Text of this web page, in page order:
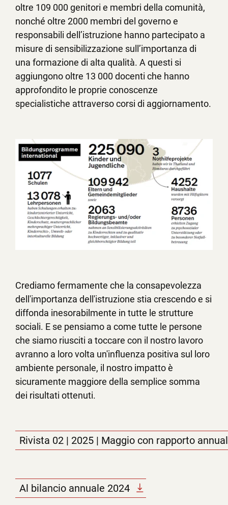
oltre 109 000 genitori e membri della comunità,
nonché oltre 2000 membri del governo e
responsabili dell’istruzione hanno partecipato a
misure di sensibilizzazione sull’importanza di
una formazione di alta qualità. A questi si
aggiungono oltre 13 000 docenti che hanno
approfondito le proprie conoscenze
specialistiche attraverso corsi di aggiornamento.
Crediamo fermamente che la consapevolezza
dell'importanza dell'istruzione stia crescendo e si
diffonda inesorabilmente in tutte le strutture
sociali. E se pensiamo a come tutte le persone
che siamo riusciti a toccare con il nostro lavoro
avranno a loro volta un'influenza positiva sul loro
ambiente personale, il nostro impatto è
sicuramente maggiore della semplice somma
dei risultati ottenuti.
Rivista 02 | 2025 | Maggio con rapporto
Al bilancio annuale 2024